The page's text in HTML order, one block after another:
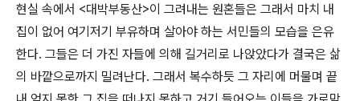
현실 속에서 <대박부동산>이 그려내는 원혼들은 그래서 마치 내
집이 없어 여기저기 부유하며 살아야 하는 서민들의 모습을 은유
한다. 그들은 더 가진 자들에 의해 길거리로 나앉았다가 결국은 삶
의 바깥으로까지 밀려난다. 그래서 복수하듯 그 자리에 머물며 끝